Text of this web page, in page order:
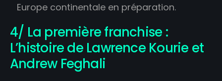
Europe continentale en préparation.
4/ La première franchise :
L’histoire de Lawrence Kourie et
Andrew Feghali